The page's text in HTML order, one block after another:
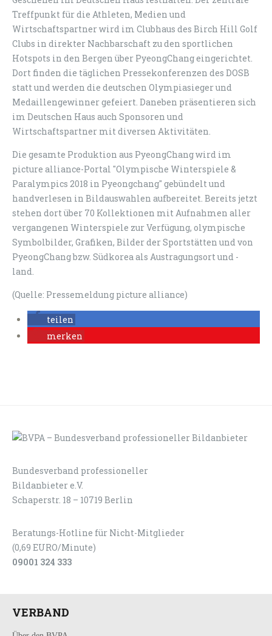
Treffpunkt für die Athleten, Medien und
Wirtschaftspartner wird im Clubhaus des Birch Hill Golf
Clubs in direkter Nachbarschaft zu den sportlichen
Hotspots in den Bergen über PyeongChang eingerichtet.
Dort finden die täglichen Pressekonferenzen des DOSB
statt und werden die deutschen Olympiasieger und
Medaillengewinner gefeiert. Daneben präsentieren sich
im Deutschen Haus auch Sponsoren und
Wirtschaftspartner mit diversen Aktivitäten.
Die gesamte Produktion aus PyeongChang wird im
picture alliance-Portal "Olympische Winterspiele &
Paralympics 2018 in Pyeongchang" gebündelt und
handverlesen in Bildauswahlen aufbereitet. Bereits jetzt
stehen dort über 70 Kollektionen mit Aufnahmen aller
vergangenen Winterspiele zur Verfügung, olympische
Symbolbilder, Grafiken, Bilder der Sportstätten und von
PyeongChang bzw. Südkorea als Austragungsort und -
land.
(Quelle: Pressemeldung picture alliance)
teilen
merken
Bundesverband professioneller
Bildanbieter e.V.
Schaperstr. 18 – 10719 Berlin
Beratungs-Hotline für Nicht-Mitglieder
(0,69 EURO/Minute)
09001 324 333
VERBAND